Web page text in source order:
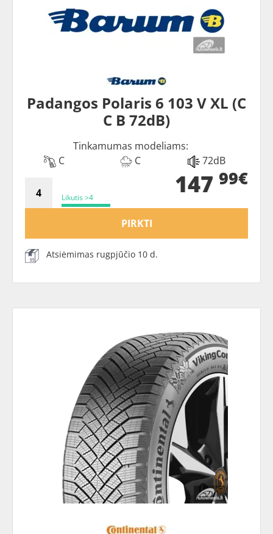
Padangos Polaris 6 103 V XL (C
C B 72dB)
Tinkamumas modeliams:
C
C 72dB
Likutis >4 147 99€
PIRKTI
Atsiėmimas rugpjūčio 10 d.